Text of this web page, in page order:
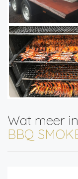
Wat meer
BBQ